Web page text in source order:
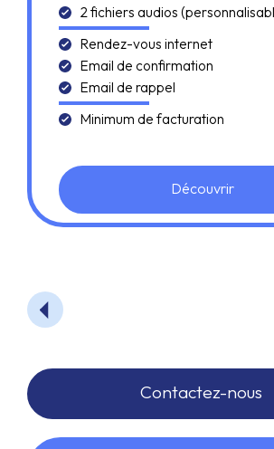
2 fichiers audios
Rendez-vous internet
Email de confirmation
Email de rappel
Minimum de facturation
Découvrir
Contactez-nous